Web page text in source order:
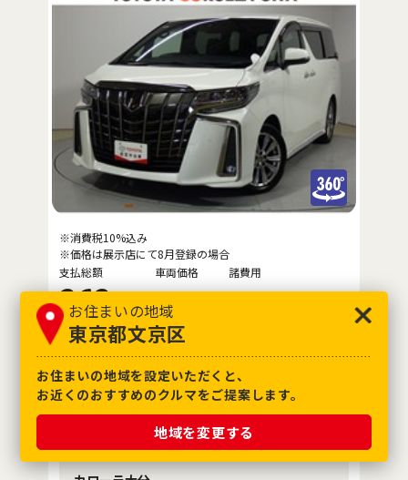
お住まいの地域
東京都文京区
お住まいの地域を設定いただくと、
お近くのおすすめのクルマをご提案します。
地域を変更する
支払総額
362.7 万円
車両価格
349
諸費用
※消費税10%込み
※価格は展示店にて8月登録の場合
走行距離60,000km 評価点4
定期点検整備付 修復歴なし